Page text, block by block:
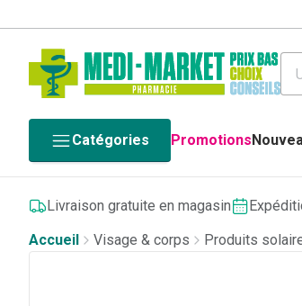
Catégories Promotions
Livraison gratuite en magasin
Accueil
Visage & corps Produits